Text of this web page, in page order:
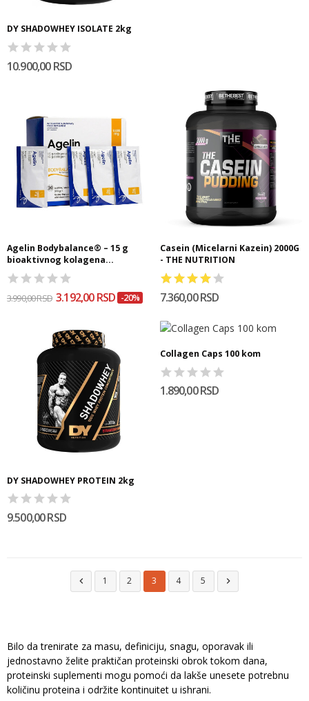
DY SHADOWHEY ISOLATE 2kg
10.900,00 RSD
Agelin Bodybalance® – 15 g
bioaktivnog kolagena...
3.990,00 RSD 3.192,00 RSD -20%
Casein (Micelarni Kazein) 2000G
- THE NUTRITION
7.360,00 RSD
DY SHADOWHEY PROTEIN 2kg
9.500,00 RSD
Collagen Caps 100 kom
1.890,00 RSD
 1 2 3 4 5 
Bilo da trenirate za masu, definiciju, snagu, oporavak ili
jednostavno želite praktičan proteinski obrok tokom dana,
proteinski suplementi mogu pomoći da lakše unesete potrebnu
količinu proteina i održite kontinuitet u ishrani.